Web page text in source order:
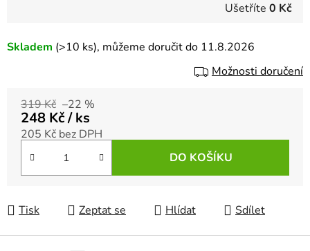
Ušetříte 0 Kč
Možnosti doručení
Skladem (>10 ks), můžeme doručit do 11.8.2026
319 Kč –22 %
248 Kč/ ks
205 Kč bez DPH
Měrná cena:
DO KOŠÍKU
Tisk Zeptat se Hlídat Sdílet